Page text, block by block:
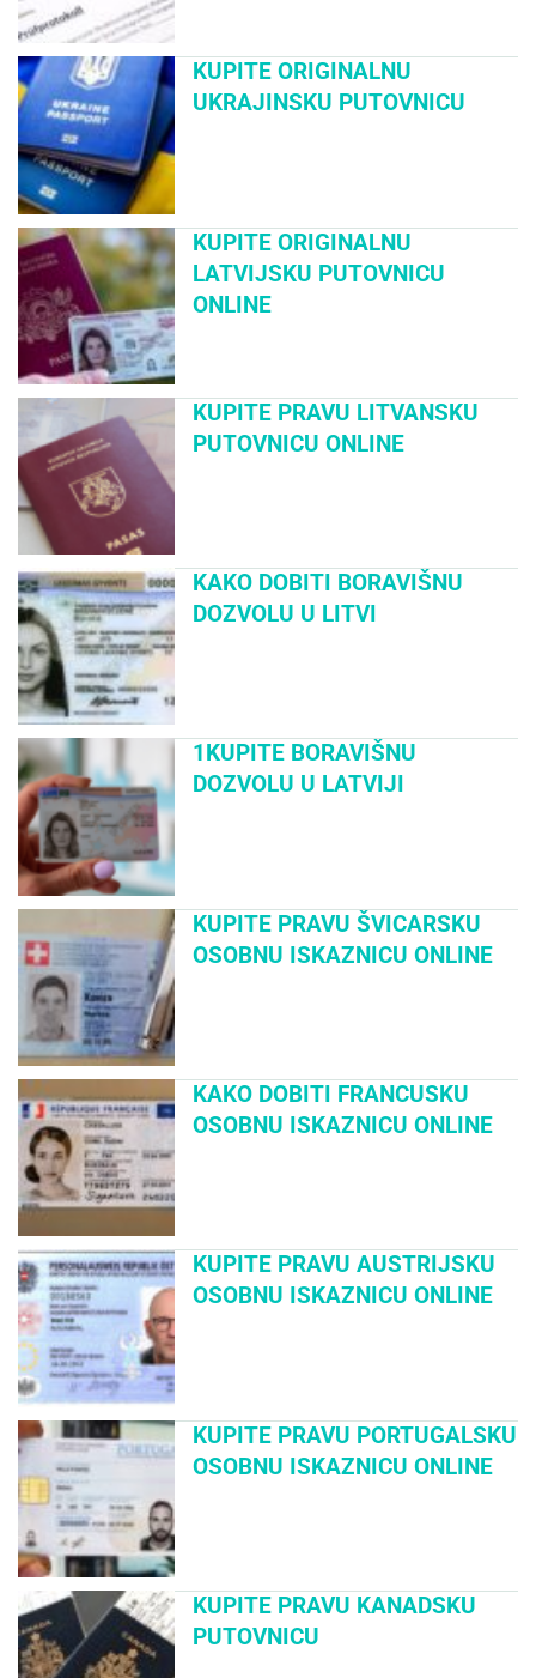
KUPITE ORIGINALNU
UKRAJINSKU PUTOVNICU
KUPITE ORIGINALNU
LATVIJSKU PUTOVNICU
ONLINE
KUPITE PRAVU LITVANSKU
PUTOVNICU ONLINE
KAKO DOBITI BORAVIŠNU
DOZVOLU U LITVI
1KUPITE BORAVIŠNU
DOZVOLU U LATVIJI
KUPITE PRAVU ŠVICARSKU
OSOBNU ISKAZNICU ONLINE
KAKO DOBITI FRANCUSKU
OSOBNU ISKAZNICU ONLINE
KUPITE PRAVU AUSTRIJSKU
OSOBNU ISKAZNICU ONLINE
KUPITE PRAVU PORTUGALSKU
OSOBNU ISKAZNICU ONLINE
KUPITE PRAVU KANADSKU
PUTOVNICU